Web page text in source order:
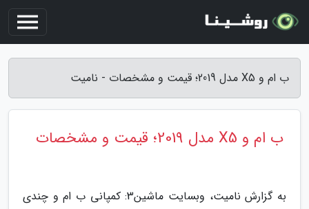
ب ام و X5 مدل 2019؛ قیمت و مشخصات - نامیت
ب ام و X5 مدل 2019؛ قیمت و مشخصات
به گزارش نامیت، وبسایت ماشین3: کمپانی ب ام و چندی